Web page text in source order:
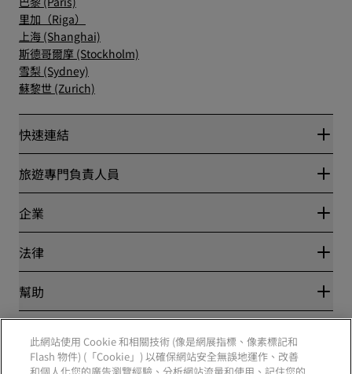
里加（Riga）
上海 (Shanghai)
斯德哥爾摩 (Stockholm)
雪梨 (Sydney)
蘇黎世 (Zurich)
快速連結
Radisson Rewards
Blog
目的地
Radisson Hotels APP
運動認證的酒店
適合家庭的酒店
健康與安全
旅遊專門負責人員
夥伴
企業
麗笙酒店集團
工作機會 RHG
工作機會 PPHE
工作機會 EHL
The Club by RHG
業務開發
責任企業
法律
隱私權中心
麗賞會條款和條件
網站使用協定
數位協助工具
幫助
聯絡
常見問題解答
社群媒體
Radisson Hotels 品牌
此網站使用 Cookie 和相關技術 (像是網展指標、像素標記和
Flash 物件) (「Cookie」) 以確保網站安全無誤地運作、改善